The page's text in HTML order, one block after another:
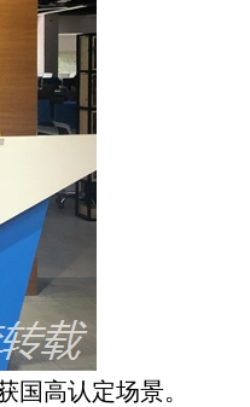
高认定场景。